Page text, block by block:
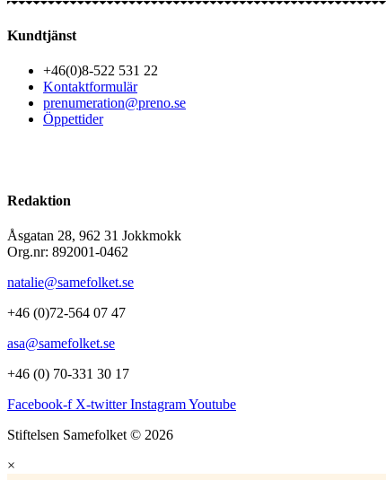
Kundtjänst
+46(0)8-522 531 22
Kontaktformulär
prenumeration@preno.se
Öppettider
Redaktion
Åsgatan 28, 962 31 Jokkmokk
Org.nr: 892001-0462
natalie@samefolket.se
+46 (0)72-564 07 47
asa@samefolket.se
+46 (0) 70-331 30 17
Facebook-f X-twitter InstagramYoutube
Stiftelsen Samefolket © 2026
×